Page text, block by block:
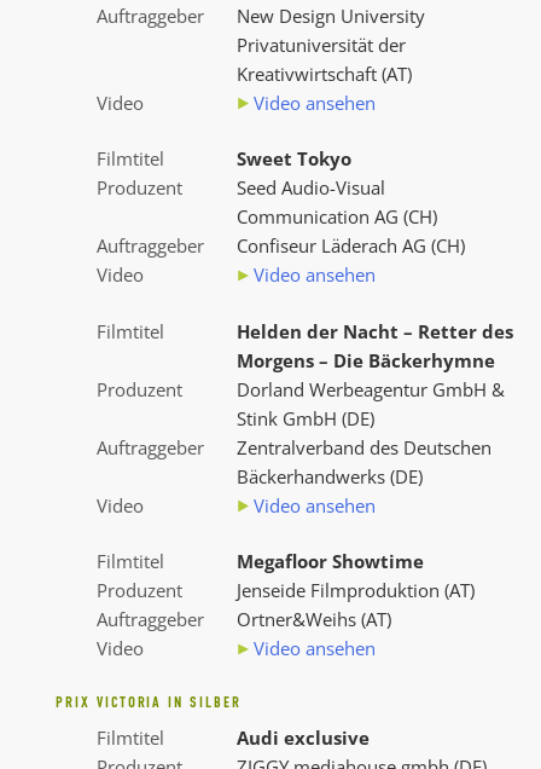
Auftraggeber
New Design University
Privatuniversität der
Kreativwirtschaft (AT)
Video
Video ansehen
Filmtitel
Sweet Tokyo
Produzent
Seed Audio-Visual
Communication AG (CH)
Auftraggeber
Confiseur Läderach AG (CH)
Video
Video ansehen
Filmtitel
Helden der Nacht – Retter des
Morgens – Die Bäckerhymne
Produzent
Dorland Werbeagentur GmbH &
Stink GmbH (DE)
Auftraggeber
Zentralverband des Deutschen
Bäckerhandwerks (DE)
Video
Video ansehen
Filmtitel
Megafloor Showtime
Produzent
Jenseide Filmproduktion (AT)
Auftraggeber
Ortner&Weihs (AT)
Video
Video ansehen
PRIX VICTORIA IN SILBER
Filmtitel
Audi exclusive